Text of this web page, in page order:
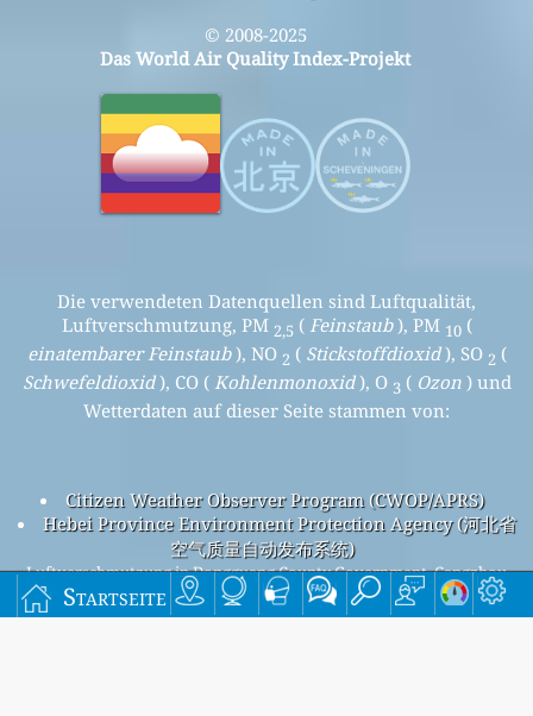
Startseite
© 2008-2025
Das World Air Quality Index-Projekt
Die verwendeten Datenquellen sind Luftqualität,
Luftverschmutzung, PM 2,5 ( Feinstaub), PM 10(
einatembarer Feinstaub), NO 2 ( Stickstoffdioxid), SO 2 (
Schwefeldioxid), CO ( Kohlenmonoxid), O 3 ( Ozon) und
Wetterdaten auf dieser Seite stammen von:
Citizen Weather Observer Program (CWOP/APRS)
Hebei Province Environment Protection Agency (河北省
空气质量自动发布系统)
Luftverschmutzung in Dongguang County Government, Cangzhou
Beijing overall air quality index is 46
Beijing PM2.5(fine particulate matter) AQI is 21 - Beijing PM10